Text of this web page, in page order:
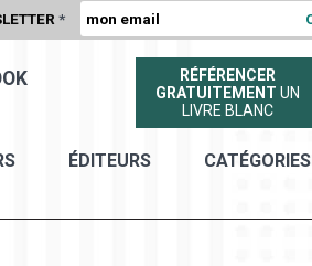
*
RÉFÉRENCER
GRATUITEMENT UN
LIVRE BLANC
ÉDITEURS CATÉGORIES